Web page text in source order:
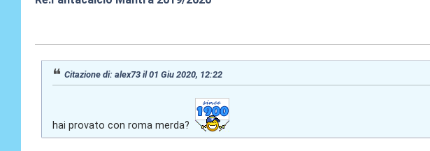
Citazione di: alex73 il 01 Giu 2020, 12:22
hai provato con roma merda?